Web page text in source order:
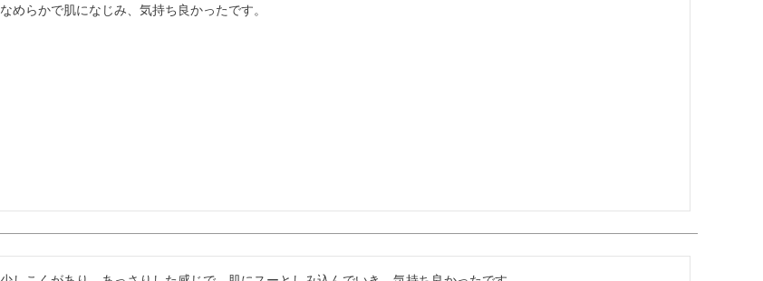
なめらかで肌になじみ、気持ち良かったです。